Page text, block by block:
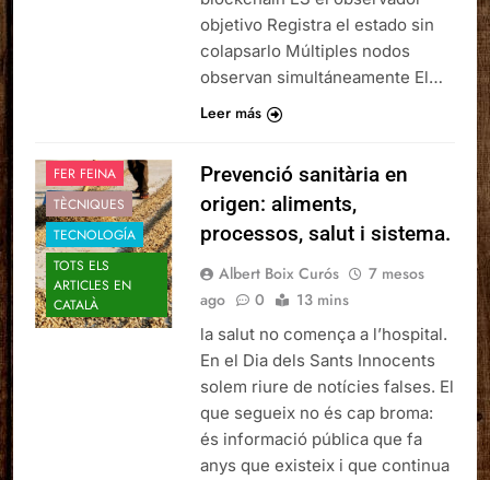
objetivo Registra el estado sin
colapsarlo Múltiples nodos
observan simultáneamente El…
Leer más
FER FEINA
TÈCNIQUES
TECNOLOGÍA
TOTS ELS
ARTICLES EN
CATALÀ
Prevenció sanitària en
origen: aliments,
processos, salut i sistema.
Albert Boix Curós
7 mesos
ago
0 13 mins
la salut no comença a l’hospital.
En el Dia dels Sants Innocents
solem riure de notícies falses. El
que segueix no és cap broma:
és informació pública que fa
anys que existeix i que continua